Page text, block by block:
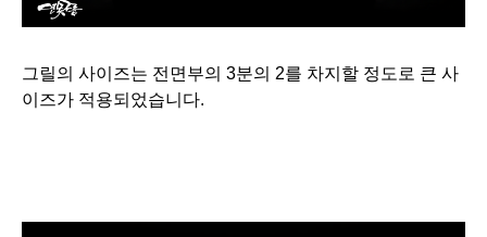
그릴의 사이즈는 전면부의 3분의 2를 차지할 정도로 큰 사
이즈가 적용되었습니다.